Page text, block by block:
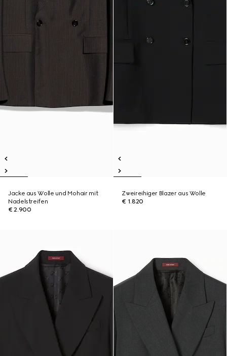
Jacke aus Wolle und Mohair mit
Nadelstreifen
€ 2.900
Zweireihiger Blazer aus Wolle
€ 1.820